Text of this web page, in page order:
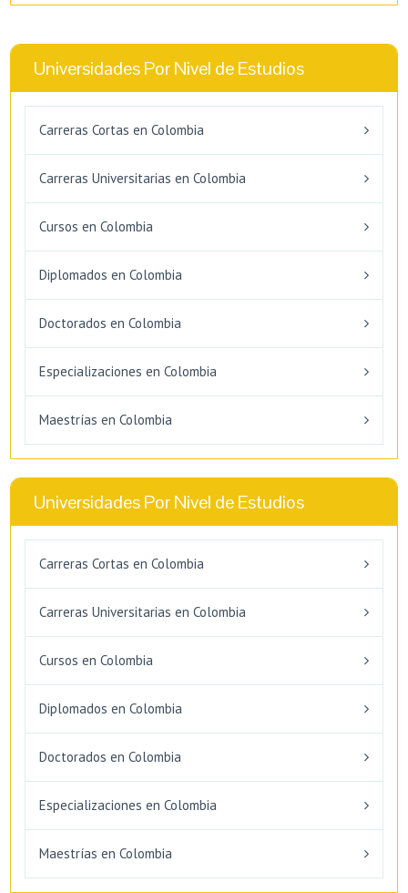
Universidades Por Nivel de Estudios
Carreras Cortas en Colombia
Carreras Universitarias en Colombia
Cursos en Colombia
Diplomados en Colombia
Doctorados en Colombia
Especializaciones en Colombia
Maestrías en Colombia
Universidades Por Nivel de Estudios
Carreras Cortas en Colombia
Carreras Universitarias en Colombia
Cursos en Colombia
Diplomados en Colombia
Doctorados en Colombia
Especializaciones en Colombia
Maestrías en Colombia